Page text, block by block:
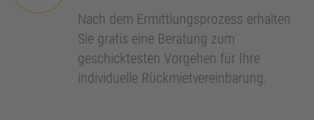
Nach dem Ermittlungsprozess erhalten
Sie gratis eine Beratung zum
geschicktesten Vorgehen für Ihre
individuelle Rückmietvereinbarung.